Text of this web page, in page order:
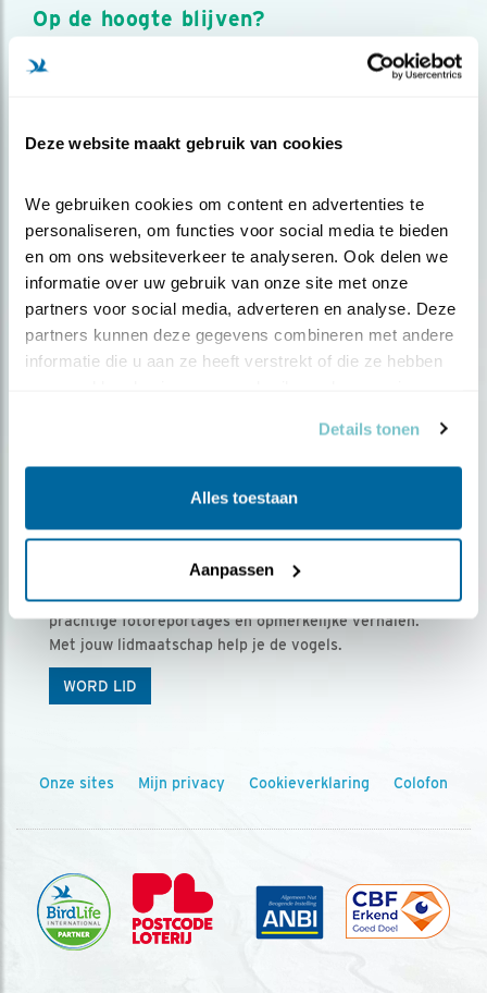
Deze website maakt gebruik van cookies
We gebruiken cookies om content en advertenties te
personaliseren, om functies voor social media te bieden
en om ons websiteverkeer te analyseren. Ook delen we
informatie over uw gebruik van onze site met onze
partners voor social media, adverteren en analyse. Deze
partners kunnen deze gegevens combineren met andere
informatie die u aan ze heeft verstrekt of die ze hebben
Details tonen
Alles toestaan
Aanpassen
Op de hoogte blijven?
Meld je aan en ontvang nieuws, inspiratie, acties en tips
over vogels en activiteiten van Vogelbescherming.
Ontvang 5 x Vogels voor € 36,00 per jaar
Vogels is het tijdschrift voor onze leden, met
prachtige fotoreportages en opmerkelijke verhalen.
Met jouw lidmaatschap help je de vogels.
WORD LID
Onze sites Mijn privacy Cookieverklaring Colofon